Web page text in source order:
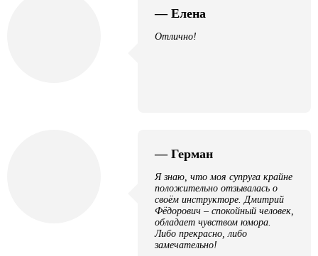
— Елена
Отлично!
— Герман
Я знаю, что моя супруга крайне
положительно отзывалась о
своём инструкторе. Дмитрий
Фёдорович – спокойный человек,
обладает чувством юмора.
Либо прекрасно, либо
замечательно!